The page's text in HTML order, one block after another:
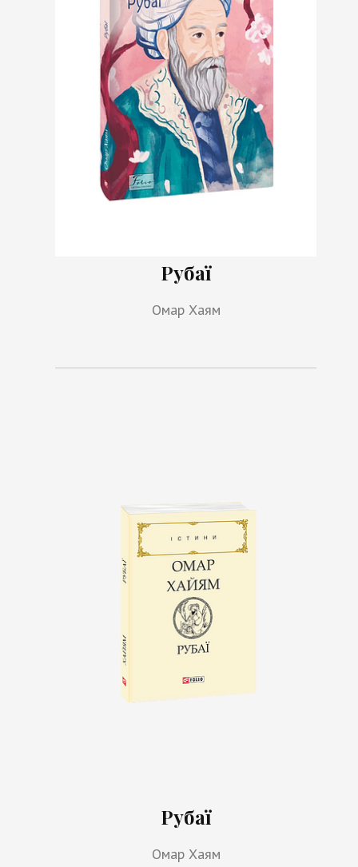
Рубаї
Омар Хаям
Рубаї
Омар Хаям